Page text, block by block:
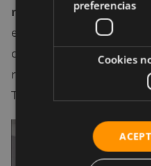
nuestra espalda al
ejecución, también
como método
remo que también
Todo depende de
preferencias
Cookies